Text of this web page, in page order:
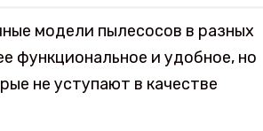
модели пылесосов в разных
функциональное и удобное, но
не уступают в качестве